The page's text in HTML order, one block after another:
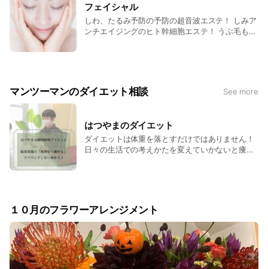
間を提供し、「リラクゼーションビューティー」
をお届けします
フェイシャル
しわ、たるみ予防の予防の超音波エステ！ しみア
ンチエイジングのヒト幹細胞エステ！ うぶ毛も無
マンツーマンのダイエット相談 See more
はつやまのダイエット
ダイエットは体重を落とすだけではありません！
日々の生活での考えかたを変えていかないと痩せ
１０月のフラワーアレンジメント